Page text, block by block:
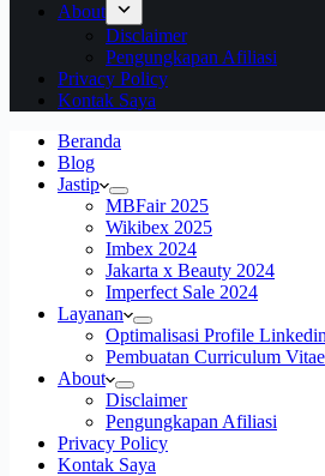
About
Disclaimer
Pengungkapan Afiliasi
Privacy Policy
Kontak Saya
Beranda
Blog
Jastip
MBFair 2025
Wikibex 2025
Imbex 2024
Jakarta x Beauty 2024
Imperfect Sale 2024
Layanan
Optimalisasi Profile Linkedin
Pembuatan Curriculum Vitae
About
Disclaimer
Pengungkapan Afiliasi
Privacy Policy
Kontak Saya